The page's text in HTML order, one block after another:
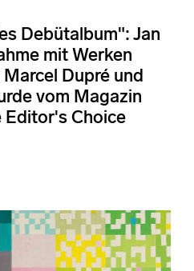
Debütalbum": Jan
mit Werken
Dupré und
vom Magazin
Editor's Choice